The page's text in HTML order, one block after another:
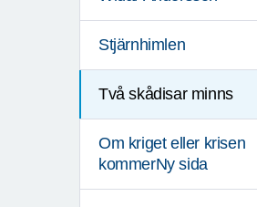
Stjärnhimlen
Två skådisar minns
Om kriget eller krisen
kommerNy sida